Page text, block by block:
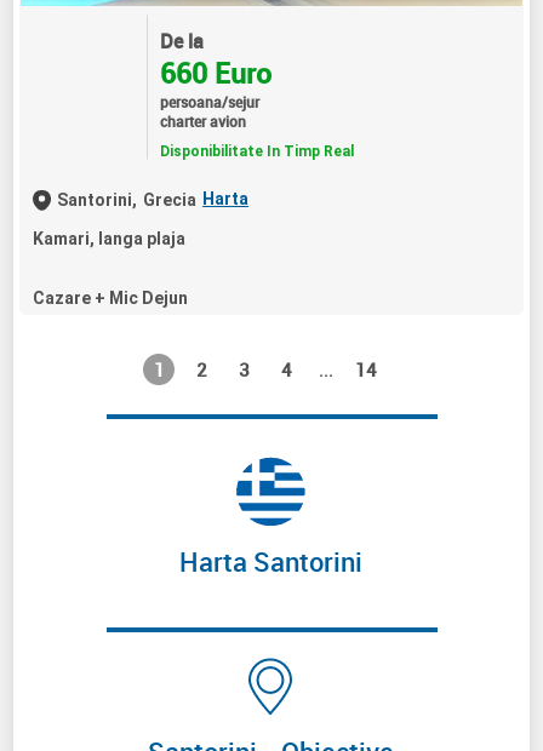
De la
660 Euro
persoana/sejur
charter avion
Disponibilitate In Timp Real
Santorini, Grecia Harta
Kamari, langa plaja
Cazare + Mic Dejun
1 2 3 4 ... 14
Harta Santorini